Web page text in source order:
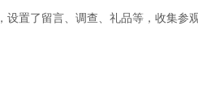
置了留言、调查、礼品等，收集参